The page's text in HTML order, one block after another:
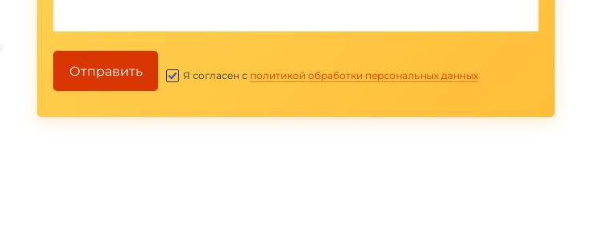
Отправить Я согласен с политикой обработки персональных данных